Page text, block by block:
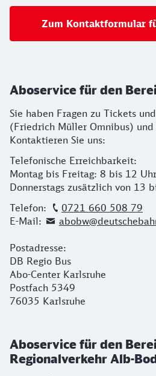
Zum Kontaktformular
Aboservice für den
Sie haben Fragen zu Tickets
(Friedrich Müller Omnibus) und
Kontaktieren Sie uns:
Telefonische Erreichbarkeit:
Montag bis Freitag: 8 bis 12 Uhr
Donnerstags zusätzlich von 13
Telefon:
0721 660 508 79
E-Mail:
Postadresse:
DB Regio Bus
Abo-Center Karlsruhe
Postfach 5349
76035 Karlsruhe
Aboservice für den
Regionalverkehr Alb-